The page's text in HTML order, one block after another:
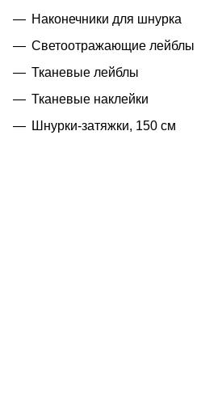
Наконечники для шнурка
Светоотражающие лейблы
Тканевые лейблы
Тканевые наклейки
Шнурки-затяжки, 150 см